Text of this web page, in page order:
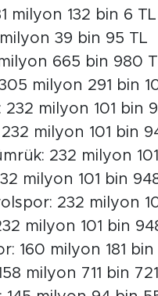
milyon 132 bin 6 TL
milyon 39 bin 95 TL
665 bin 980
milyon 291 bin
milyon 101 bin
milyon 101 bin
232 milyon
milyon 101 bin
232 milyon
milyon 101 bin
160 milyon 181 bin
milyon 711 bin